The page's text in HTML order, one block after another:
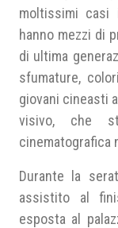
moltissimi casi
hanno mezzi di
di ultima
sfumature,
giovani cineasti
visivo, che
cinematografica
Durante la
assistito al
esposta al